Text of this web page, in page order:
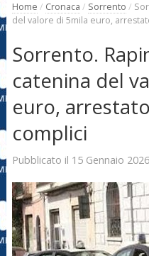
Home / Cronaca / Sorrento /
del valore di 5mila euro,
Sorrento.
catenina del
euro,
complici
Pubblicato il 15 Gennaio 2026